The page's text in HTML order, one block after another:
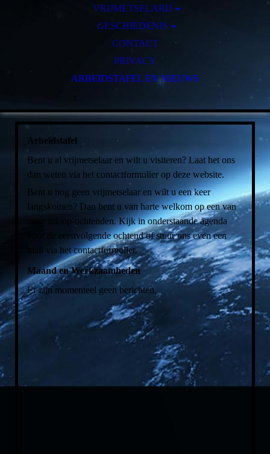
SYMBOLIEK
ERVARINGEN
VRIJMETSELARIJ
DE RUWE STEEN
EEN PELGRIMSTOCHT
GEHEIM OF GEHEIMZINNIG?
VOOR WIE?
GESCHIEDENIS
HET ONTSTAAN VAN DE VRIJMETSELARIJ.
DE OUDE PLICHTEN
VRIJMETSELARIJ VOOR MANNEN EN VROUWEN.
CONTACT
PRIVACY
ARBEIDSTAFEL EN NIEUWS
Arbeidstafel
Bent u al vrijmetselaar en wilt u visiteren? Laat het ons
dan weten via het contactformulier op deze website.
Bent u nog geen vrijmetselaar en wilt u een keer
langskomen? Dan bent u van harte welkom op een van
onze inloop-ochtenden. Kijk in onderstaande agenda
voor de eerstvolgende ochtend of stuur ons even een
mail via het contactformulier.
Maand en Werkzaamheden
Er zijn momenteel geen berichten.